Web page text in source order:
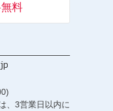
へ
料
、3営業日以内に